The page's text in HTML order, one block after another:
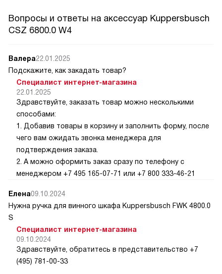
Вопросы и ответы на аксессуар Kuppersbusch
CSZ 6800.0 W4
Валера22.01.2025
Подскажите, как закадать товар?
Специалист интернет-магазина
22.01.2025
Здравствуйте, заказать товар можно несколькими
способами:
1. Добавив товары в корзину и заполнить форму, после
чего вам ожидать звонка менеджера для
подтверждения заказа.
2. А можно оформить заказ сразу по телефону с
менеджером +7 495 165-07-71 или +7 800 333-46-21
Елена09.10.2024
Нужна ручка для винного шкафа Kuppersbusch FWK 4800.0
S
Специалист интернет-магазина
09.10.2024
Здравствуйте, обратитесь в представительство +7
(495) 781-00-33